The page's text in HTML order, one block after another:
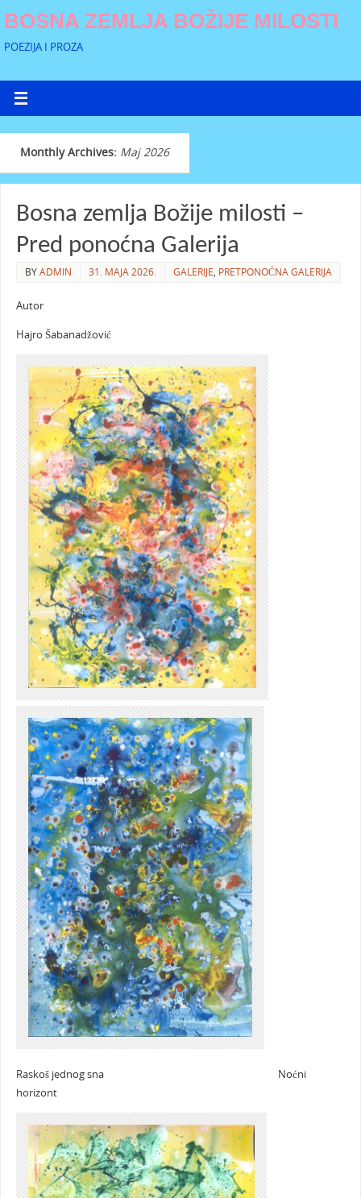
BOSNA ZEMLJA BOŽIJE MILOSTI
POEZIJA I PROZA
Monthly Archives: Maj 2026
Bosna zemlja Božije milosti –
Pred ponoćna Galerija
BYADMIN 31. MAJA 2026. GALERIJE, PRETPONOĆNA GALERIJA
Autor
Hajro Šabanadžović
Raskoš jednog sna Noćni
horizont